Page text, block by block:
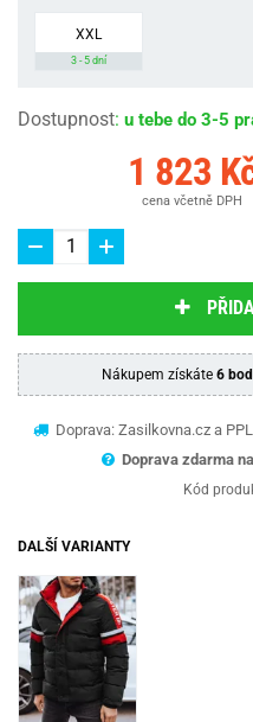
XXL
3 - 5 dní
Dostupnost: u tebe do 3-5
1 823
cena včetně DPH
Nákupem získáte 6
Doprava: Zasilkovna.cz a
Doprava zdarma
Kód
DALŠÍ VARIANTY